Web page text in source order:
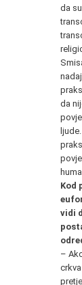
da
da
Kod
vidi
–